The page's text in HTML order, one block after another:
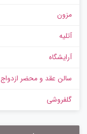
مزون
آتلیه
آرایشگاه
سالن عقد و محضر ازدواج
گلفروشی